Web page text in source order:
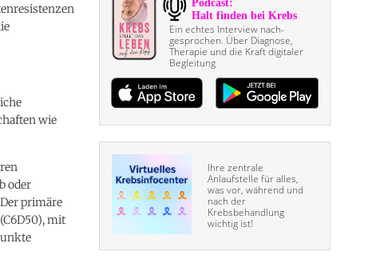
wie
oder
primäre
mit
Ein echtes Interview nach­
gesprochen. Über Diagnose,
Therapie und die Kraft digitaler
Begleitung
Ihre zentrale
Anlaufstelle für alles,
was vor, während und
nach der
Krebsbehandlung
wichtig ist!